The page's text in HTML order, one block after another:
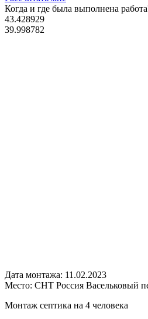
Когда и где была выполнена
43.428929
39.998782
Дата монтажа: 11.02.2023
Место: СНТ Россия Васельковый
Монтаж септика на 4 человека